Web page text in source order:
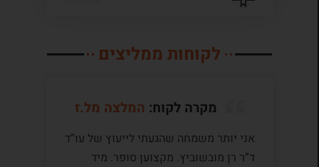
לקוחות ממליצים
מקרה לקוח: המלצה מל.ז
אני יותר משמחה שהגעתי לייעוץ של עו”ד
ד”ר רן מובשוביץ. מקצוען סופר. מיד